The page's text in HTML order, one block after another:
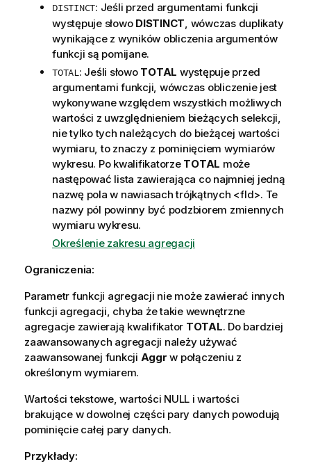
DISTINCT: Jeśli przed argumentami funkcji
występuje słowo DISTINCT , wówczas duplikaty
wynikające z wyników obliczenia argumentów
funkcji są pomijane.
TOTAL: Jeśli słowo TOTAL występuje przed
argumentami funkcji, wówczas obliczenie jest
wykonywane względem wszystkich możliwych
wartości z uwzględnieniem bieżących selekcji,
nie tylko tych należących do bieżącej wartości
wymiaru, to znaczy z pominięciem wymiarów
wykresu. Po kwalifikatorze TOTAL może
następować lista zawierająca co najmniej jedną
nazwę pola w nawiasach trójkątnych <fld>. Te
nazwy pól powinny być podzbiorem zmiennych
wymiaru wykresu.
Określenie zakresu agregacji
Ograniczenia:
Parametr funkcji agregacji nie może zawierać innych
funkcji agregacji, chyba że takie wewnętrzne
agregacje zawierają kwalifikator TOTAL. Do bardziej
zaawansowanych agregacji należy używać
zaawansowanej funkcji Aggr w połączeniu z
określonym wymiarem.
Wartości tekstowe, wartości NULL i wartości
brakujące w dowolnej części pary danych powodują
pominięcie całej pary danych.
Przykłady: